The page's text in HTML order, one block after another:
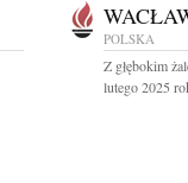
POLSKA
Z głębokim
lutego 2025